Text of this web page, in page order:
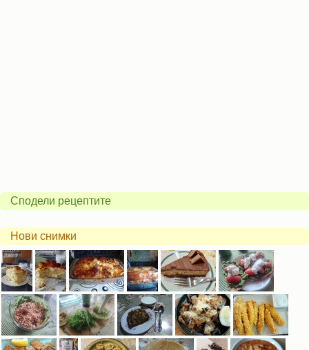
Сподели рецептите
Нови снимки